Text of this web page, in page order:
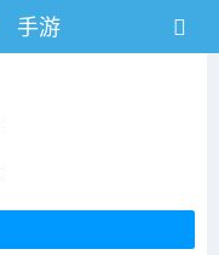
手游